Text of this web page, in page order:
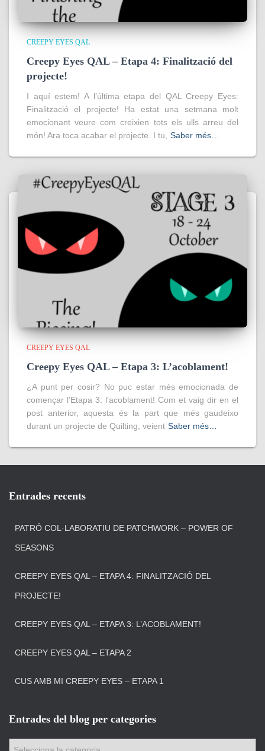
CREEPY EYES QAL
Creepy Eyes QAL – Etapa 4: Finalització del
projecte!
I aquí estem! A l’última etapa del QAL Creepy Eyes:
Finalització el projecte! Ha estat una setmana molt
emocionant veure com creixien tots els ulls arreu del
món! Ara toca acabar el projecte. I tu,
Saber més…
CREEPY EYES QAL
Creepy Eyes QAL – Etapa 3: L’acoblament!
¿A punt per cosir? No puc estar més emocionada de
començar l’Etapa 3: l’acoblament! Com et vaig dir en el
post anterior, aquesta és la part que més gaudeixo
durant un projecte de Quilting, veient Saber més…
Entrades recents
PATRÓ COL·LABORATIU DE PATCHWORK – POWER OF
SEASONS
CREEPY EYES QAL – ETAPA 4: FINALITZACIÓ DEL
PROJECTE!
CREEPY EYES QAL – ETAPA 3: L’ACOBLAMENT!
CREEPY EYES QAL – ETAPA 2
CUS AMB MI CREEPY EYES – ETAPA 1
Entrades del blog per categories